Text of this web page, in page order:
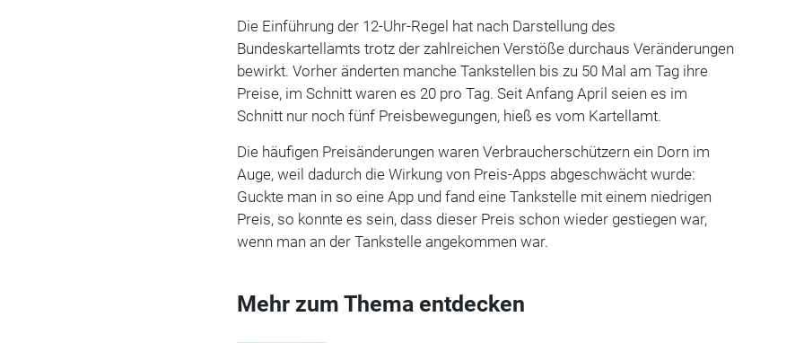
Die Einführung der 12-Uhr-Regel hat nach Darstellung des
Bundeskartellamts trotz der zahlreichen Verstöße durchaus Veränderungen
bewirkt. Vorher änderten manche Tankstellen bis zu 50 Mal am Tag ihre
Preise, im Schnitt waren es 20 pro Tag. Seit Anfang April seien es im
Schnitt nur noch fünf Preisbewegungen, hieß es vom Kartellamt.
Die häufigen Preisänderungen waren Verbraucherschützern ein Dorn im
Auge, weil dadurch die Wirkung von Preis-Apps abgeschwächt wurde:
Guckte man in so eine App und fand eine Tankstelle mit einem niedrigen
Preis, so konnte es sein, dass dieser Preis schon wieder gestiegen war,
wenn man an der Tankstelle angekommen war.
Mehr zum Thema entdecken